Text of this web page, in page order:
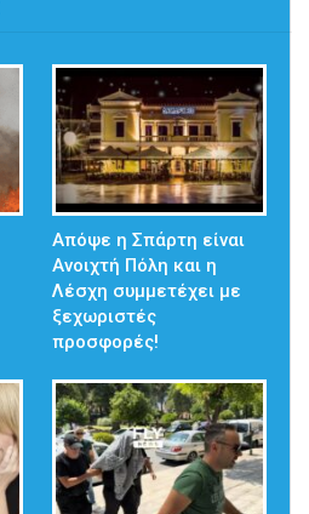
Απόψε η Σπάρτη είναι
Ανοιχτή Πόλη και η
Λέσχη συμμετέχει με
ξεχωριστές
προσφορές!